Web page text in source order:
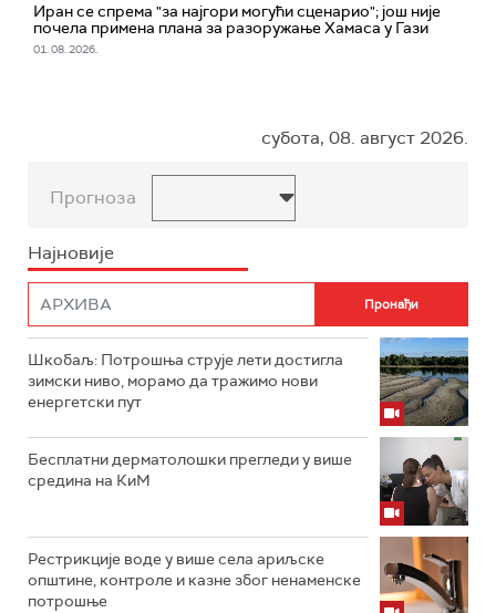
Иран се спрема "за најгори могући сценарио"; jош није
почела примена плана за разоружање Хамаса у Гази
01. 08. 2026.
субота, 08. август 2026.
Прогноза
Најновије
Шкобаљ: Потрошња струје лети достигла
зимски ниво, морамо да тражимо нови
енергетски пут
Бесплатни дерматолошки прегледи у више
средина на КиМ
Рестрикције воде у више села ариљске
општине, контроле и казне због ненаменске
потрошње